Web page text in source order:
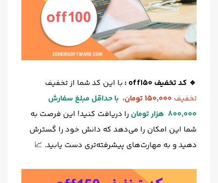
🔹 کد تخفیف off150 :
با این کد شما از تخفیف
تخفیف 150,000 تومان، با حداقل مبلغ سفارش
800,000 هزار تومان
را دریافت کنید! این فرصت به
شما این امکان را می‌دهد که دانش خود را گسترش
دهید و به مهارت‌های پیشرفته‌تری دست یابید. 📈